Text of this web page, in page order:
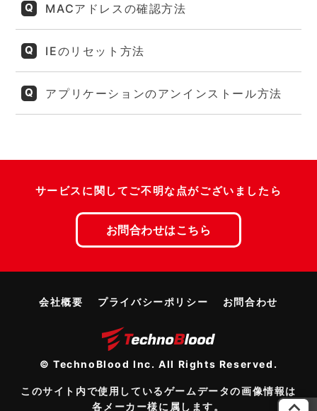
MACアドレスの確認方法
IEのリセット方法
アプリケーションのアンインストール方法
サービスに関してご不明な点がございましたら
お問合わせはこちら
会社概要 プライバシーポリシー お問合わせ
© TechnoBlood Inc. All Rights Reserved.
このサイト内で使用しているゲームデータの画像情報は
各メーカー様に属します。